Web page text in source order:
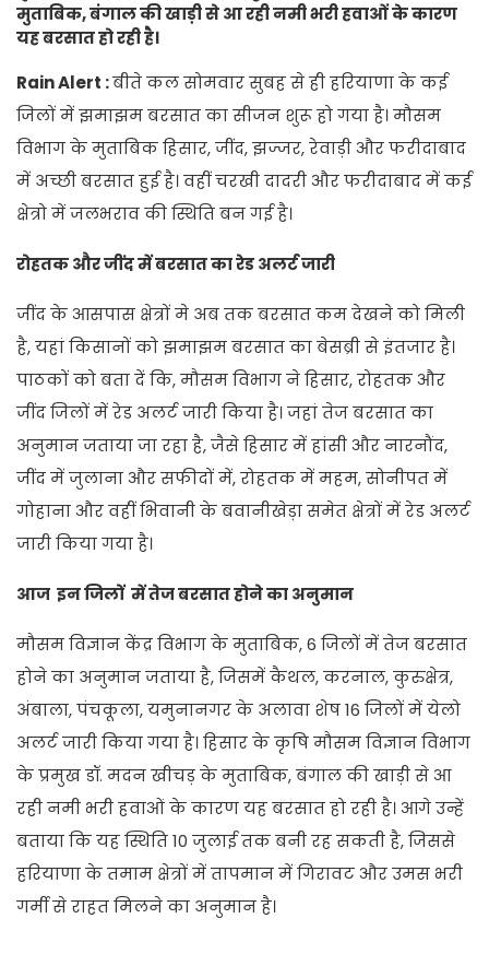
मुताबिक, बंगाल की खाड़ी से आ रही नमी भरी हवाओं के कारण
यह बरसात हो रही है।
Rain Alert :बीते कल सोमवार सुबह से ही हरियाणा के कई
जिलों में झमाझम बरसात का सीजन शुरू हो गया है। मौसम
विभाग के मुताबिक हिसार, जींद, झज्जर, रेवाड़ी और फरीदाबाद
में अच्छी बरसात हुई है। वहीं चरखी दादरी और फरीदाबाद में कई
क्षेत्रो में जलभराव की स्थिति बन गई है।
रोहतक और जींद में बरसात का रेड अलर्ट जारी
जींद के आसपास क्षेत्रों मे अब तक बरसात कम देखने को मिली
है, यहां किसानों को झमाझम बरसात का बेसब्री से इंतजार है।
पाठकों को बता दें कि, मौसम विभाग ने हिसार, रोहतक और
जींद जिलों में रेड अलर्ट जारी किया है। जहां तेज बरसात का
अनुमान जताया जा रहा है, जैसे हिसार में हांसी और नारनौंद,
जींद में जुलाना और सफीदों में, रोहतक में महम, सोनीपत में
गोहाना और वहीं भिवानी के बवानीखेड़ा समेत क्षेत्रों में रेड अलर्ट
जारी किया गया है।
आज इन जिलों में तेज बरसात होने का अनुमान
मौसम विज्ञान केंद्र विभाग के मुताबिक, 6 जिलों में तेज बरसात
होने का अनुमान जताया है, जिसमें कैथल, करनाल, कुरुक्षेत्र,
अंबाला, पंचकूला, यमुनानगर के अलावा शेष 16 जिलों में येलो
अलर्ट जारी किया गया है। हिसार के कृषि मौसम विज्ञान विभाग
के प्रमुख डॉ. मदन खीचड़ के मुताबिक, बंगाल की खाड़ी से आ
रही नमी भरी हवाओं के कारण यह बरसात हो रही है। आगे उन्हें
बताया कि यह स्थिति 10 जुलाई तक बनी रह सकती है, जिससे
हरियाणा के तमाम क्षेत्रों में तापमान में गिरावट और उमस भरी
गर्मी से राहत मिलने का अनुमान है।